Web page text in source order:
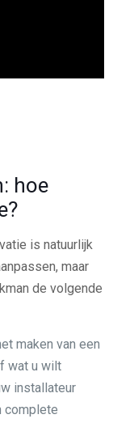
hoe
is natuurlijk
maar
de volgende
maken van een
wat u wilt
installateur
complete